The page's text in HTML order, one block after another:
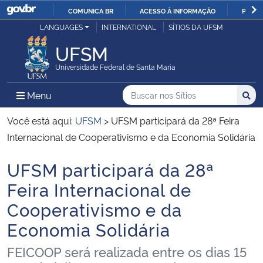
IR
COMUNICA BR ACESSO À INFORMAÇÃO
Ministério da Justiça e Segurança Pública
Ministério da Defesa
Ministério das Relações Exteriores
Ministério da Infraestrutura
Ministério da Agricultura, Pecuária e Abastecimento
LANGUAGES INTERNATIONAL SÍTIOS DA UFSM
UFSM
Universidade Federal de Santa Maria
Menu Menu Principal do Sítio
Busca
Buscar no nos Sítios
Busca:
Você está aqui: UFSM > UFSM participará da 28ª Feira
Internacional de Cooperativismo e da Economia Solidária
Início do conteúdo
UFSM participará da 28ª
Feira Internacional de
Cooperativismo e da
Economia Solidária
FEICOOP será realizada entre os dias 15